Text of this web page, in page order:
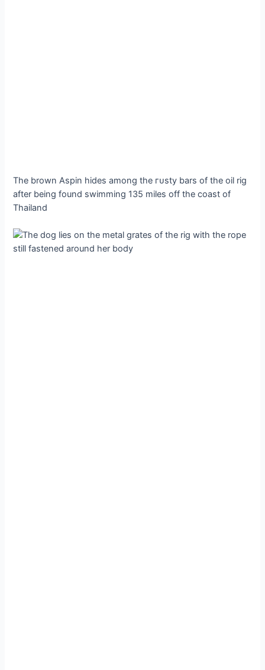
The brown Aspin hides among the гᴜѕtу bars of the oil rig
after being found swimming 135 miles off the coast of
Thailand